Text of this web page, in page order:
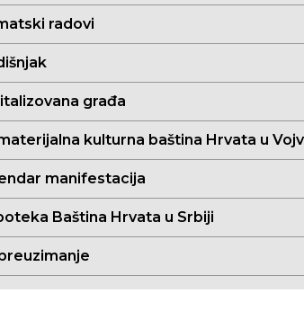
radovi
građa
kulturna baština Hrvata u
manifestacija
Baština Hrvata u Srbiji